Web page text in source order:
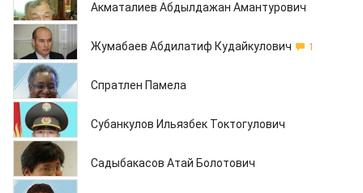
Акматалиев Абдылдажан Амантурович
06.05.2013
Жумабаев Абдилатиф Кудайкулович
1
03.05.2013
Спратлен Памела
03.05.2013
Субанкулов Ильязбек Токтогулович
02.05.2013
Садыбакасов Атай Болотович
02.05.2013